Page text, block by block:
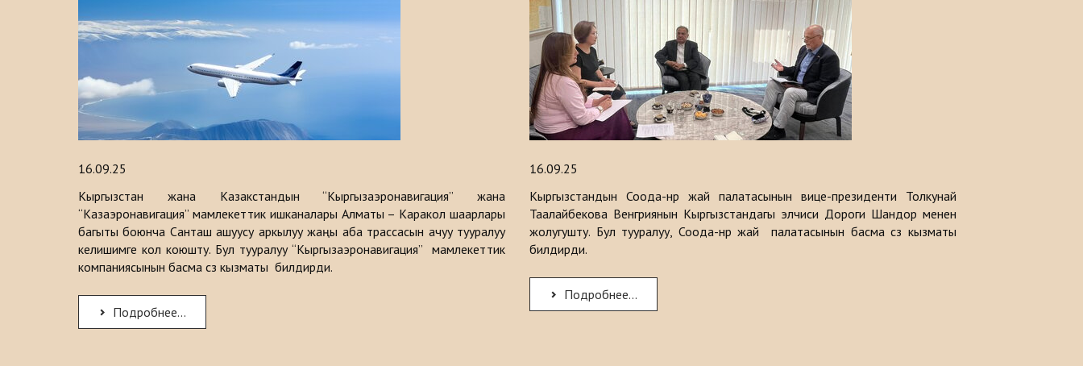
16.09.25
Кыргызстан жана Казакстандын “Кыргызаэронавигация” жана
“Казаэронавигация” мамлекеттик ишканалары Алматы – Каракол шаарлары
багыты боюнча Санташ ашуусу аркылуу жаңы аба трассасын ачуу тууралуу
келишимге кол коюшту. Бул тууралуу “Кыргызаэронавигация” мамлекеттик
компаниясынын басма сөз кызматы билдирди.
Подробнее...
16.09.25
Кыргызстандын Соода-өнөр жай палатасынын вице-президенти Толкунай
Таалайбекова Венгриянын Кыргызстандагы элчиси Дороги Шандор менен
жолугушту. Бул тууралуу, Соода-өнөр жай палатасынын басма сөз кызматы
билдирди.
Подробнее...